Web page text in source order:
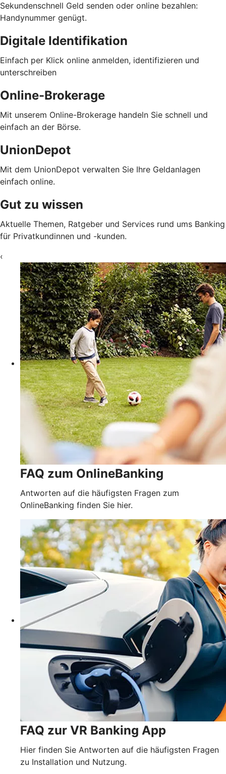
Sekundenschnell Geld senden oder online bezahlen:
Handynummer genügt.
Digitale Identifikation
Einfach per Klick online anmelden, identifizieren und
unterschreiben
Online-Brokerage
Mit unserem Online-Brokerage handeln Sie schnell und
einfach an der Börse.
UnionDepot
Mit dem UnionDepot verwalten Sie Ihre Geldanlagen
einfach online.
Gut zu wissen
Aktuelle Themen, Ratgeber und Services rund ums Banking
für Privatkundinnen und -kunden.
‹
FAQ zum OnlineBanking
Antworten auf die häufigsten Fragen zum
OnlineBanking finden Sie hier.
FAQ zur VR Banking App
Hier finden Sie Antworten auf die häufigsten Fragen
zu Installation und Nutzung.